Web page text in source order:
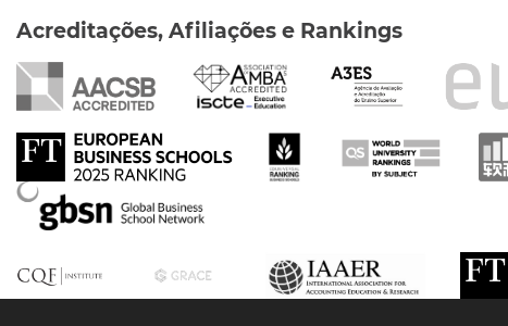
Acreditações, Afiliações e Rankings